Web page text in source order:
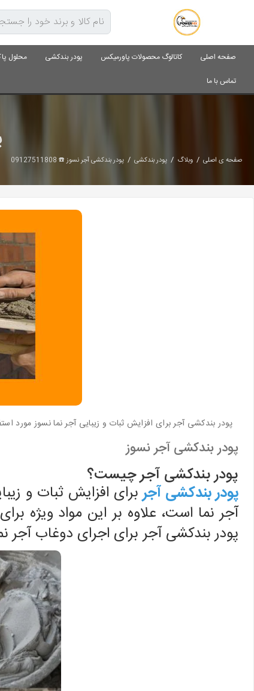
صفحه اصلی کاتالوگ محصولات پاورمیکس پودر بندکشی محلول
تماس با ما
صفحه ی اصلی / وبلاگ / پودر بندکشی / پودر بندکشی آجر نسوز ☎️ 09127511808
پودر بندکشی آجر برای افزایش ثبات و زیبایی آجر نما نسوز مورد
پودر بندکشی آجر نسوز
پودر بندکشی آجر چیست؟
پودر بندکشی آجربرای افزایش ثبات و
آجر نما است، علاوه بر این مواد
پودر بندکشی آجر برای اجرای دوغاب آجر